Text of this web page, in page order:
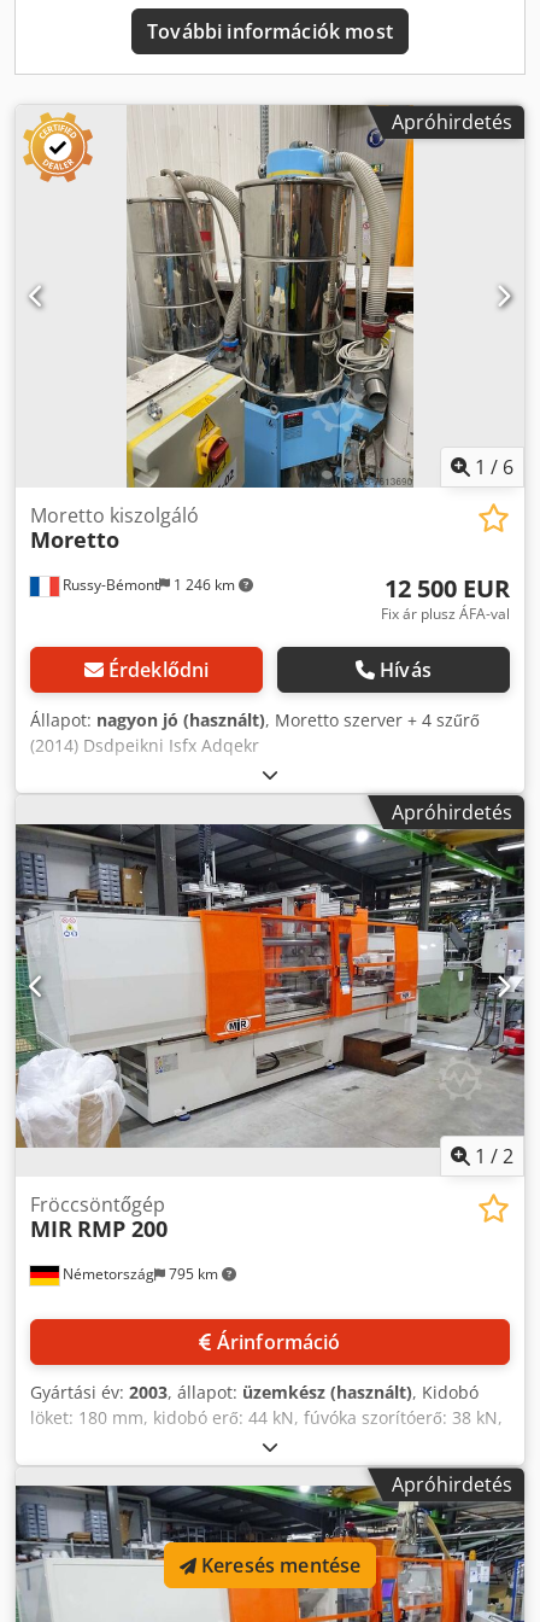
hengerfűtés: 14,8 kW, anyagtartály térfogat: 110 l,
olajtartály töltet: 700 l, elektromos csiga meghajtás: 38 kW,
elektromos záróegység meghajtás: 37 kW, szivattyú egység
üzemi zajszint: 78 dB(A), hossz: 6500 mm, szélesség: 2000
mm, magasság: 2300 mm, tömeg: 15,7 t, üzemóra SPS
vezérlésen: 28.890 h, hengerfűtés: 35.656 h, szivattyú:
27.922 h. Dokumentáció rendelkezésre áll. Helyszíni
megtekintés lehetséges. Dedpfoy Tx Rnex Adqekr
További információk most
Apróhirdetés
1 / 6
Russy-Bémont 1 246 km
Moretto kiszolgáló
Moretto
12 500 EUR
Fix ár plusz ÁFA-val
Érdeklődni Hívás
Állapot: nagyon jó (használt), Moretto szerver + 4 szűrő
(2014) Dsdpeikni Isfx Adqekr
Apróhirdetés
1 /2
Németország 795 km
Fröccsöntőgép
MIR RMP 200
Árinformáció
Gyártási év: 2003, állapot: üzemkész (használt), Kidobó
löket: 180 mm, kidobó erő: 44 kN, fúvóka szorítóerő: 38 kN,
tölcsér űrtartalma: 75 dm³, záróerő: 1962 kN, forma nyitási
löket: 560 mm, szerszám beépítési magasság: 190-660 mm,
tiszta távolság az oszlopok között: 540x540 mm, max.
szerszám beépítési magasság: 378x378 mm, hossz: 6275
mm, szélesség: 1520 mm, magasság: 1965 mm, tömeg: 8,3
t. A gép megtekinthető a helyszínen. Dkedpfx Aey
Snckodqsr
Apróhirdetés
Keresés mentése